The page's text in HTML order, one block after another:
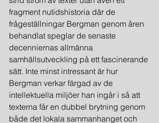
fragment nutidshistoria där de
frågeställningar Bergman genom åren
behandlat speglar de senaste
decenniernas allmänna
samhällsutveckling på ett fascinerande
sätt. Inte minst intressant är hur
Bergman verkar färgad av de
intellektuella miljöer han ingår i så att
texterna får en dubbel brytning genom
både det lokala sammanhanget och